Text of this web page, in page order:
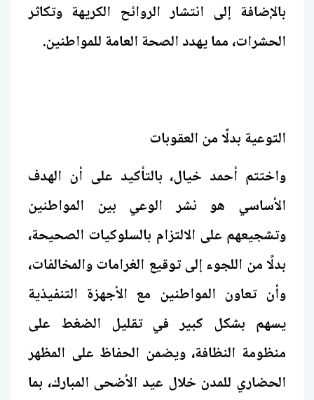
بالإضافة إلى انتشار الروائح الكريهة وتكاثر
الحشرات، مما يهدد الصحة العامة للمواطنين.
التوعية بدلًا من العقوبات
واختتم أحمد خيال، بالتأكيد على أن الهدف
الأساسي هو نشر الوعي بين المواطنين
وتشجيعهم على الالتزام بالسلوكيات الصحيحة،
بدلًا من اللجوء إلى توقيع الغرامات والمخالفات،
وأن تعاون المواطنين مع الأجهزة التنفيذية
يسهم بشكل كبير في تقليل الضغط على
منظومة النظافة، ويضمن الحفاظ على المظهر
الحضاري للمدن خلال عيد الأضحى المبارك، بما